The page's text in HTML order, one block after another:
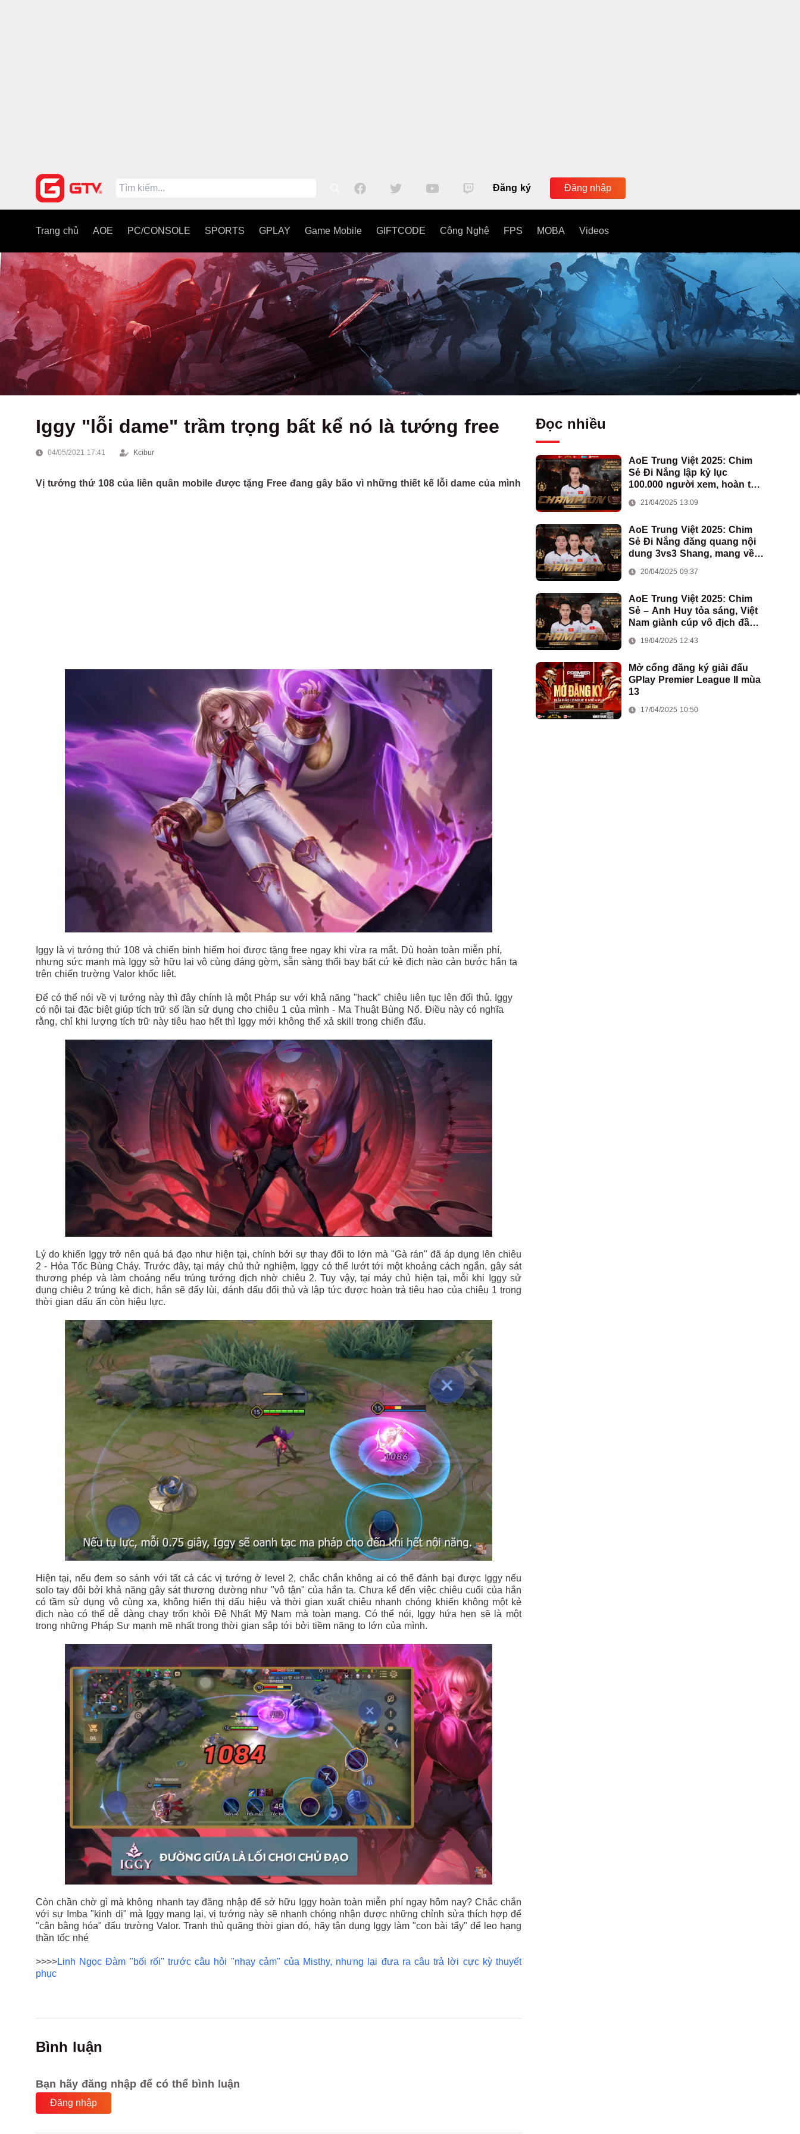
Đăng ký Đăng nhập
Trang chủ AOE PC/CONSOLE SPORTS GPLAY Game Mobile GIFTCODE Công Nghệ FPS MOBA Videos
Iggy "lỗi dame" trầm trọng bất kể nó là tướng free
04/05/2021 17:41 Kcibur
Vị tướng thứ 108 của liên quân mobile được tặng Free đang gây bão vì những thiết kế lỗi dame của mình
Iggy là vị tướng thứ 108 và chiến binh hiếm hoi được tặng free ngay khi vừa ra mắt. Dù hoàn toàn miễn phí,
nhưng sức mạnh mà Iggy sở hữu lại vô cùng đáng gờm, sẵn sàng thổi bay bất cứ kẻ địch nào cản bước hắn ta
trên chiến trường Valor khốc liệt.
Để có thể nói về vị tướng này thì đây chính là một Pháp sư với khả năng "hack" chiêu liên tục lên đối thủ. Iggy
có nội tại đặc biệt giúp tích trữ số lần sử dụng cho chiêu 1 của mình - Ma Thuật Bùng Nổ. Điều này có nghĩa
rằng, chỉ khi lượng tích trữ này tiêu hao hết thì Iggy mới không thể xả skill trong chiến đấu.
Lý do khiến Iggy trở nên quá bá đạo như hiện tại, chính bởi sự thay đổi to lớn mà "Gà rán" đã áp dụng lên chiêu
2 - Hỏa Tốc Bùng Cháy. Trước đây, tại máy chủ thử nghiệm, Iggy có thể lướt tới một khoảng cách ngắn, gây sát
thương phép và làm choáng nếu trúng tướng địch nhờ chiêu 2. Tuy vậy, tại máy chủ hiện tại, mỗi khi Iggy sử
dụng chiêu 2 trúng kẻ địch, hắn sẽ đẩy lùi, đánh dấu đối thủ và lập tức được hoàn trả tiêu hao của chiêu 1 trong
thời gian dấu ấn còn hiệu lực.
Hiện tại, nếu đem so sánh với tất cả các vị tướng ở level 2, chắc chắn không ai có thể đánh bại được Iggy nếu
solo tay đôi bởi khả năng gây sát thương dường như "vô tận" của hắn ta. Chưa kể đến việc chiêu cuối của hắn
có tầm sử dụng vô cùng xa, không hiển thị dấu hiệu và thời gian xuất chiêu nhanh chóng khiến không một kẻ
địch nào có thể dễ dàng chạy trốn khỏi Đệ Nhất Mỹ Nam mà toàn mạng. Có thể nói, Iggy hứa hẹn sẽ là một
trong những Pháp Sư mạnh mẽ nhất trong thời gian sắp tới bởi tiềm năng to lớn của mình.
Còn chần chờ gì mà không nhanh tay đăng nhập để sở hữu Iggy hoàn toàn miễn phí ngay hôm nay? Chắc chắn
với sự Imba "kinh dị" mà Iggy mang lại, vị tướng này sẽ nhanh chóng nhận được những chỉnh sửa thích hợp để
"cân bằng hóa" đấu trường Valor. Tranh thủ quãng thời gian đó, hãy tận dụng Iggy làm "con bài tẩy" để leo hạng
thần tốc nhé
>>>>Linh Ngọc Đàm "bối rối" trước câu hỏi "nhạy cảm" của Misthy, nhưng lại đưa ra câu trả lời cực kỳ thuyết
phục
Bình luận
Bạn hãy đăng nhập để có thể bình luận
Đăng nhập
Đọc nhiều
AoE Trung Việt 2025: Chim
Sẻ Đi Nắng lập kỷ lục
100.000 người xem, hoàn tất
Việt Nam
21/04/2025 13:09
AoE Trung Việt 2025: Chim
Sẻ Đi Nắng đăng quang nội
dung 3vs3 Shang, mang về
đoàn AoE Việt Nam
20/04/2025 09:37
AoE Trung Việt 2025: Chim
Sẻ – Anh Huy tỏa sáng, Việt
Nam giành cúp vô địch đầu
19/04/2025 12:43
Mở cổng đăng ký giải đấu
GPlay Premier League II mùa
13
17/04/2025 10:50